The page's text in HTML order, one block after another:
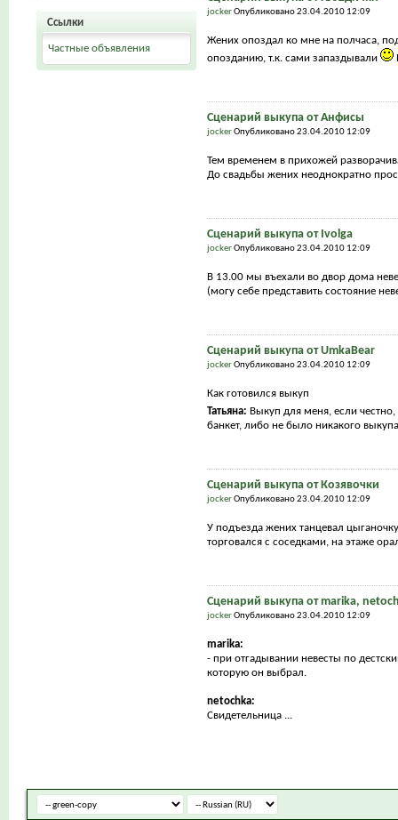
jockerОпубликовано 23.04.2010 12:09
Жених опоздал ко мне на полчаса,
опозданию, т.к. сами запаздывали
Сценарий выкупа от Анфисы
jockerОпубликовано 23.04.2010 12:09
Тем временем в прихожей
До свадьбы жених неоднократно
Сценарий выкупа от Ivolga
jockerОпубликовано 23.04.2010 12:09
В 13.00 мы въехали во двор дома
(могу себе представить состояние
Сценарий выкупа от UmkaBear
jockerОпубликовано 23.04.2010 12:09
Как готовился выкуп
Татьяна: Выкуп для меня, если
банкет, либо не было никакого
Сценарий выкупа от Козявочки
jockerОпубликовано 23.04.2010 12:09
У подъезда жених танцевал
торговался с соседками, на этаже
Сценарий выкупа от marika,
jockerОпубликовано 23.04.2010 12:09
marika:
- при отгадывании невесты по
которую он выбрал.
netochka:
Cвидетельница ...
Ссылки
Частные объявления